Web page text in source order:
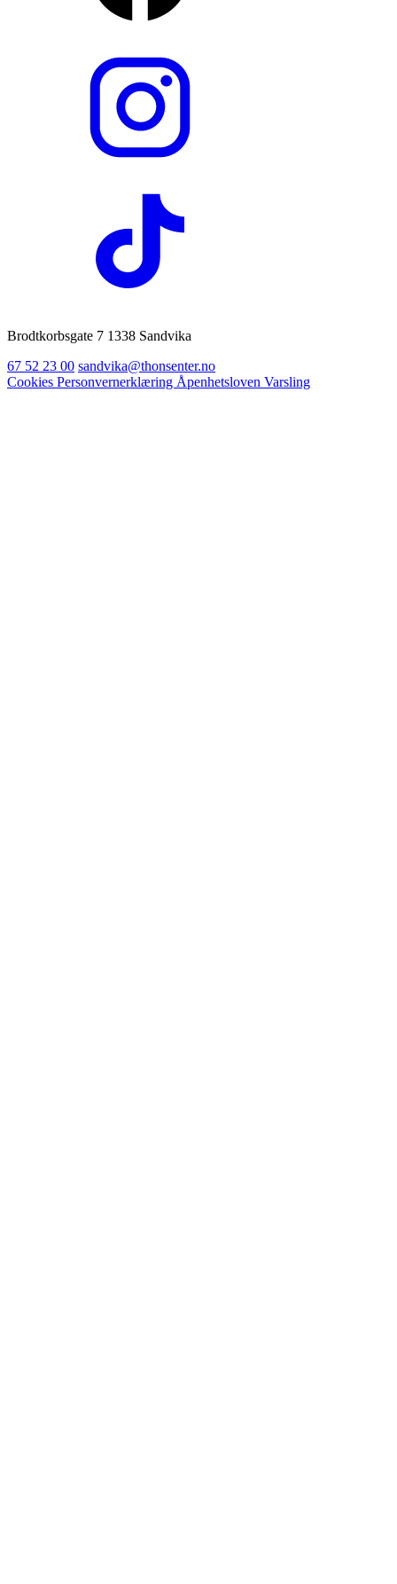
Brodtkorbsgate 7 1338 Sandvika
67 52 23 00 sandvika@thonsenter.no
Cookies Personvernerklæring Åpenhetsloven Varsling